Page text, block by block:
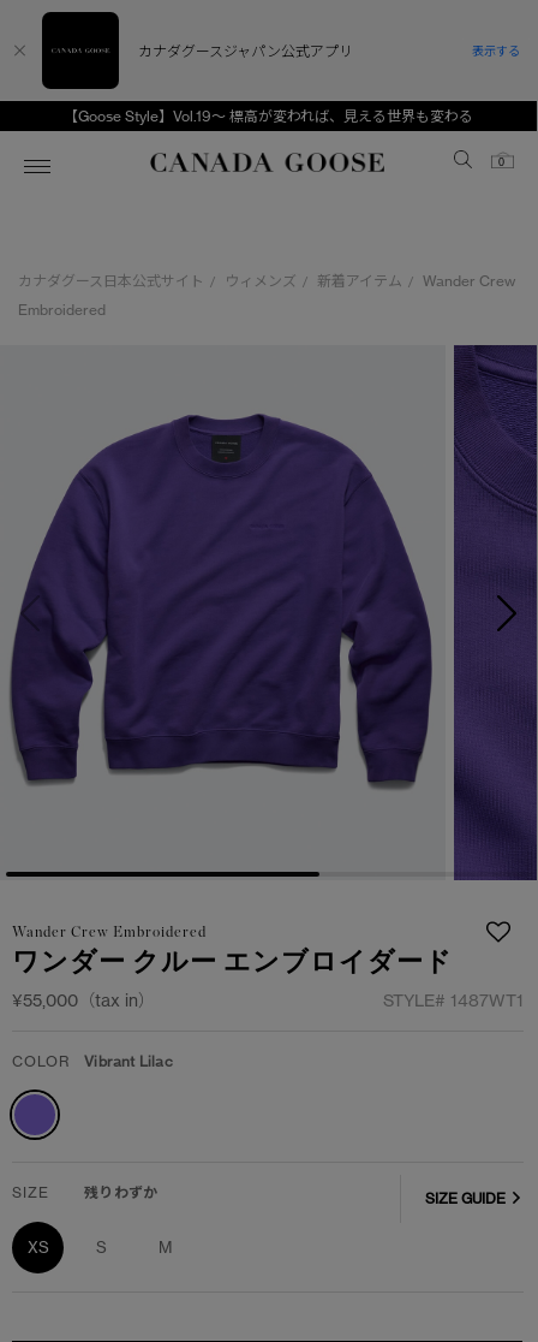
【Goose Style】Vol.19～ 標高が変われば、見える世界も変わる
Canada Goose
0
スプリングコレクション
FW26コレクション
メイドインジャパンTシャツ
アウターウェア
アクセサリー
フットウェア
コレクション
FW26コレクション
メイドインジャパンTシャツ
アウターウェア
アクセサリー
フットウェア
コレクション
ユース（6＋歳)
CANADA GOOSE Generationsは、アウター
ウェアの下取り・再販を通じて、長く愛される製
品の価値を受け継いでいきます。
アーカイブの希少なピースもご覧いただけます。
カナダグース日本公式サイト / ウィメンズ / 新着アイテム /
Wander Crew
Embroidered
Wander Crew Embroidered
ワンダー クルー エンブロイダード
¥55,000（tax in） STYLE# 1487WT1
COLOR Vibrant Lilac
SIZE 残りわずか
XS S M
SIZE GUIDE
カナダグースジャパン公式アプリ 表示する